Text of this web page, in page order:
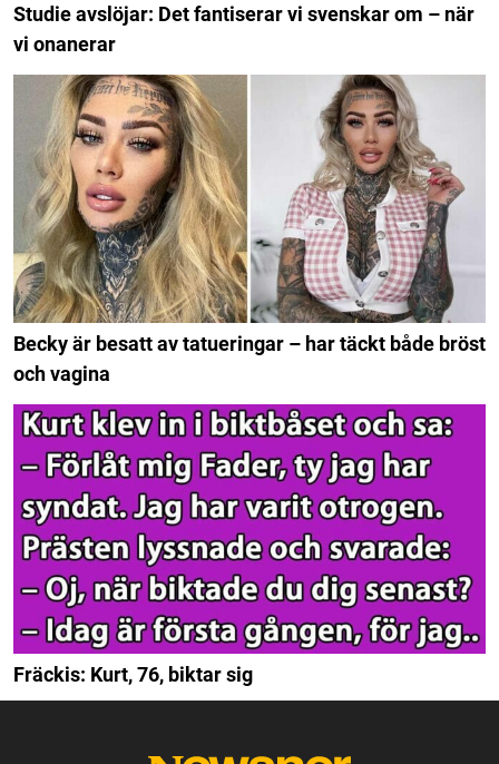
Studie avslöjar: Det fantiserar vi svenskar om – när
vi onanerar
Becky är besatt av tatueringar – har täckt både bröst
och vagina
Fräckis: Kurt, 76, biktar sig